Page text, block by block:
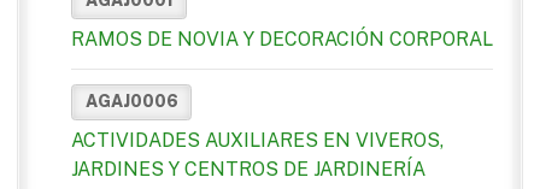
RAMOS DE NOVIA Y DECORACIÓN CORPORAL
AGAJ0006
ACTIVIDADES AUXILIARES EN VIVEROS,
JARDINES Y CENTROS DE JARDINERÍA